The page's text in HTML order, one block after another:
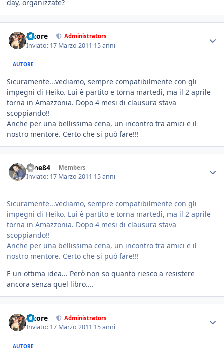
day, organizzate?
tatore Administrators
Inviato: 17 Marzo 2011 15 anni
AUTORE
Sicuramente...vediamo, sempre compatibilmente con gli
impegni di Heiko. Lui è partito e torna martedì, ma il 2 aprile
torna in Amazzonia. Dopo 4 mesi di clausura stava
scoppiando!!
Anche per una bellissima cena, un incontro tra amici e il
nostro mentore. Certo che si può fare!!!
sane84 Members
Inviato: 17 Marzo 2011 15 anni
Sicuramente...vediamo, sempre compatibilmente con gli
impegni di Heiko. Lui è partito e torna martedì, ma il 2 aprile
torna in Amazzonia. Dopo 4 mesi di clausura stava
scoppiando!!
Anche per una bellissima cena, un incontro tra amici e il
nostro mentore. Certo che si può fare!!!
E un ottima idea... Però non so quanto riesco a resistere
ancora senza quel libro....
tatore Administrators
Inviato: 17 Marzo 2011 15 anni
AUTORE